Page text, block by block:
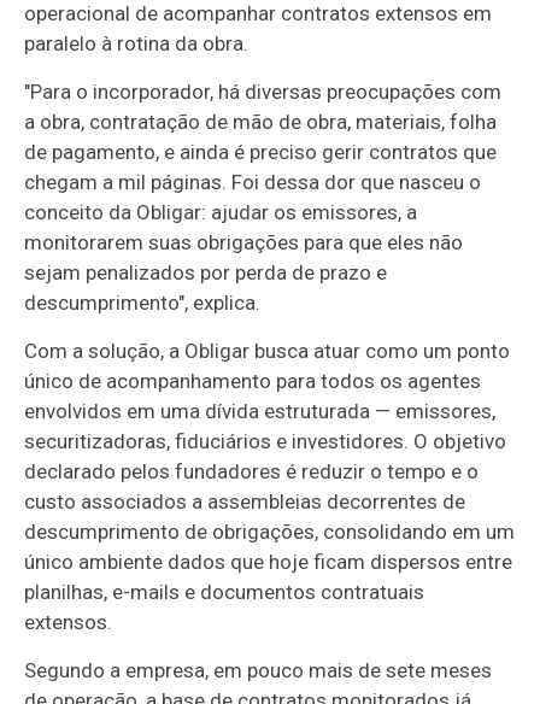
operacional de acompanhar contratos extensos em
paralelo à rotina da obra.
"Para o incorporador, há diversas preocupações com
a obra, contratação de mão de obra, materiais, folha
de pagamento, e ainda é preciso gerir contratos que
chegam a mil páginas. Foi dessa dor que nasceu o
conceito da Obligar: ajudar os emissores, a
monitorarem suas obrigações para que eles não
sejam penalizados por perda de prazo e
descumprimento", explica.
Com a solução, a Obligar busca atuar como um ponto
único de acompanhamento para todos os agentes
envolvidos em uma dívida estruturada — emissores,
securitizadoras, fiduciários e investidores. O objetivo
declarado pelos fundadores é reduzir o tempo e o
custo associados a assembleias decorrentes de
descumprimento de obrigações, consolidando em um
único ambiente dados que hoje ficam dispersos entre
planilhas, e-mails e documentos contratuais
extensos.
Segundo a empresa, em pouco mais de sete meses